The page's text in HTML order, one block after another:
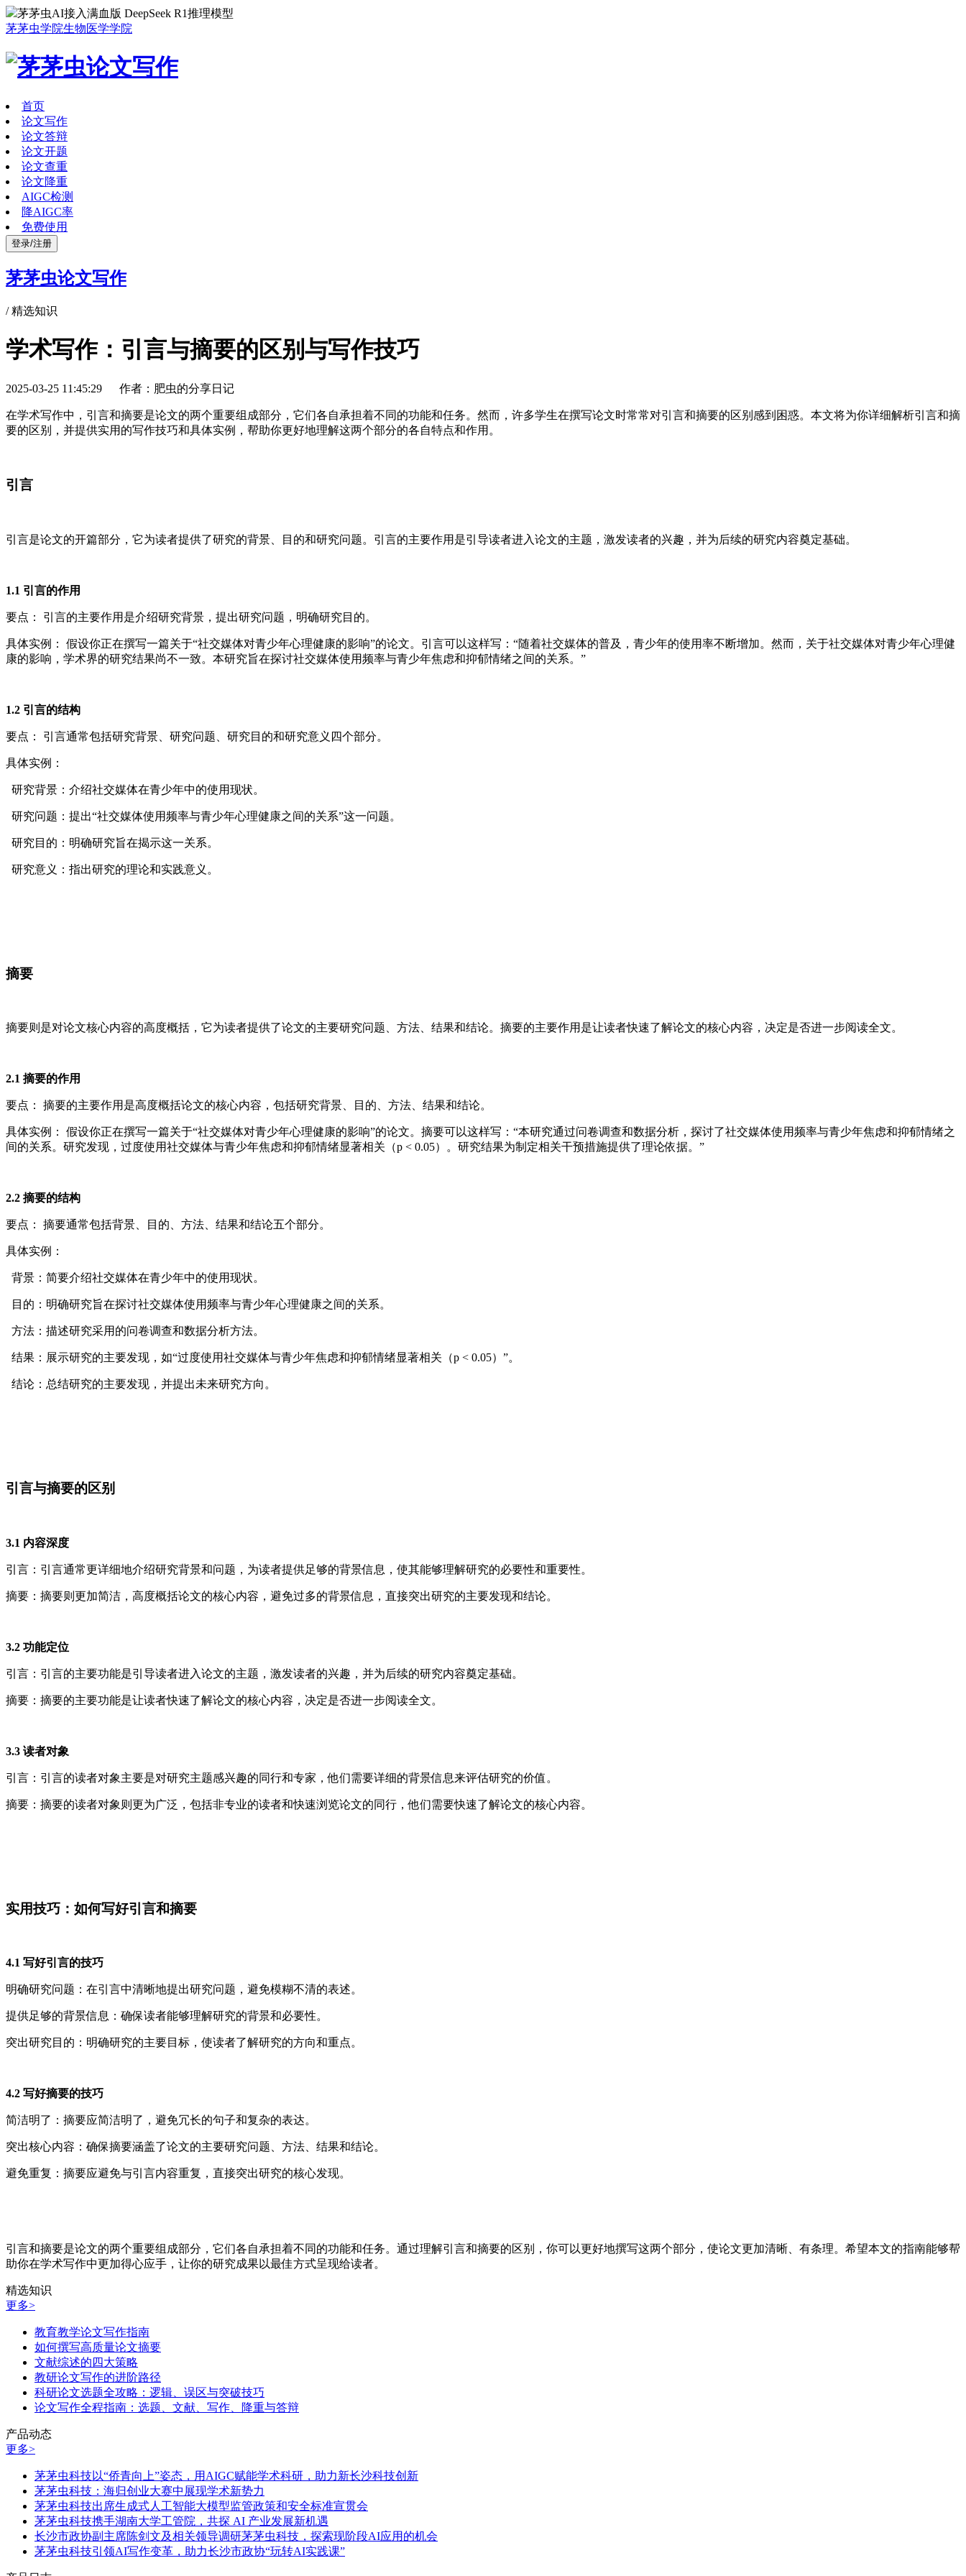
茅茅虫AI接入满血版 DeepSeek R1推理模型
茅茅虫学院生物医学学院
首页
论文写作
论文答辩
论文开题
论文查重
论文降重
AIGC检测
降AIGC率
免费使用
登录/注册
茅茅虫论文写作
/精选知识
学术写作：引言与摘要的区别与写作技巧
2025-03-25 11:45:29 作者：肥虫的分享日记
在学术写作中，引言和摘要是论文的两个重要组成部分，它们各自承担着不同的功能和任务。然而，许多学生在撰写论文时常常对引言和摘要的区别感到困惑。本文将为你详细解析引言和摘
要的区别，并提供实用的写作技巧和具体实例，帮助你更好地理解这两个部分的各自特点和作用。
引言
引言是论文的开篇部分，它为读者提供了研究的背景、目的和研究问题。引言的主要作用是引导读者进入论文的主题，激发读者的兴趣，并为后续的研究内容奠定基础。
1.1 引言的作用
要点： 引言的主要作用是介绍研究背景，提出研究问题，明确研究目的。
具体实例： 假设你正在撰写一篇关于“社交媒体对青少年心理健康的影响”的论文。引言可以这样写：“随着社交媒体的普及，青少年的使用率不断增加。然而，关于社交媒体对青少年心理健
康的影响，学术界的研究结果尚不一致。本研究旨在探讨社交媒体使用频率与青少年焦虑和抑郁情绪之间的关系。”
1.2 引言的结构
要点： 引言通常包括研究背景、研究问题、研究目的和研究意义四个部分。
具体实例：
研究背景：介绍社交媒体在青少年中的使用现状。
研究问题：提出“社交媒体使用频率与青少年心理健康之间的关系”这一问题。
研究目的：明确研究旨在揭示这一关系。
研究意义：指出研究的理论和实践意义。
摘要
摘要则是对论文核心内容的高度概括，它为读者提供了论文的主要研究问题、方法、结果和结论。摘要的主要作用是让读者快速了解论文的核心内容，决定是否进一步阅读全文。
2.1 摘要的作用
要点： 摘要的主要作用是高度概括论文的核心内容，包括研究背景、目的、方法、结果和结论。
具体实例： 假设你正在撰写一篇关于“社交媒体对青少年心理健康的影响”的论文。摘要可以这样写：“本研究通过问卷调查和数据分析，探讨了社交媒体使用频率与青少年焦虑和抑郁情绪之
间的关系。研究发现，过度使用社交媒体与青少年焦虑和抑郁情绪显著相关（p < 0.05）。研究结果为制定相关干预措施提供了理论依据。”
2.2 摘要的结构
要点： 摘要通常包括背景、目的、方法、结果和结论五个部分。
具体实例：
背景：简要介绍社交媒体在青少年中的使用现状。
目的：明确研究旨在探讨社交媒体使用频率与青少年心理健康之间的关系。
方法：描述研究采用的问卷调查和数据分析方法。
结果：展示研究的主要发现，如“过度使用社交媒体与青少年焦虑和抑郁情绪显著相关（p < 0.05）”。
结论：总结研究的主要发现，并提出未来研究方向。
引言与摘要的区别
3.1 内容深度
引言：引言通常更详细地介绍研究背景和问题，为读者提供足够的背景信息，使其能够理解研究的必要性和重要性。
摘要：摘要则更加简洁，高度概括论文的核心内容，避免过多的背景信息，直接突出研究的主要发现和结论。
3.2 功能定位
引言：引言的主要功能是引导读者进入论文的主题，激发读者的兴趣，并为后续的研究内容奠定基础。
摘要：摘要的主要功能是让读者快速了解论文的核心内容，决定是否进一步阅读全文。
3.3 读者对象
引言：引言的读者对象主要是对研究主题感兴趣的同行和专家，他们需要详细的背景信息来评估研究的价值。
摘要：摘要的读者对象则更为广泛，包括非专业的读者和快速浏览论文的同行，他们需要快速了解论文的核心内容。
实用技巧：如何写好引言和摘要
4.1 写好引言的技巧
明确研究问题：在引言中清晰地提出研究问题，避免模糊不清的表述。
提供足够的背景信息：确保读者能够理解研究的背景和必要性。
突出研究目的：明确研究的主要目标，使读者了解研究的方向和重点。
4.2 写好摘要的技巧
简洁明了：摘要应简洁明了，避免冗长的句子和复杂的表达。
突出核心内容：确保摘要涵盖了论文的主要研究问题、方法、结果和结论。
避免重复：摘要应避免与引言内容重复，直接突出研究的核心发现。
引言和摘要是论文的两个重要组成部分，它们各自承担着不同的功能和任务。通过理解引言和摘要的区别，你可以更好地撰写这两个部分，使论文更加清晰、有条理。希望本文的指南能够帮
助你在学术写作中更加得心应手，让你的研究成果以最佳方式呈现给读者。
精选知识
更多>
教育教学论文写作指南
如何撰写高质量论文摘要
文献综述的四大策略
教研论文写作的进阶路径
科研论文选题全攻略：逻辑、误区与突破技巧
论文写作全程指南：选题、文献、写作、降重与答辩
产品动态
更多>
茅茅虫科技以“侨青向上”姿态，用AIGC赋能学术科研，助力新长沙科技创新
茅茅虫科技：海归创业大赛中展现学术新势力
茅茅虫科技出席生成式人工智能大模型监管政策和安全标准宣贯会
茅茅虫科技携手湖南大学工管院，共探 AI 产业发展新机遇
长沙市政协副主席陈剑文及相关领导调研茅茅虫科技，探索现阶段AI应用的机会
茅茅虫科技引领AI写作变革，助力长沙市政协“玩转AI实践课”